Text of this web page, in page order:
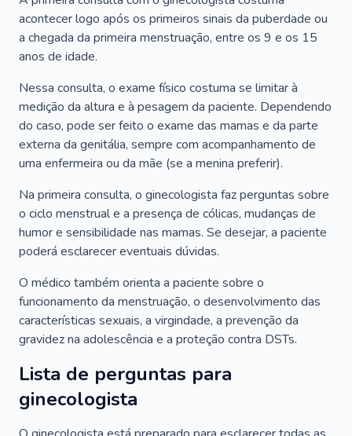
acontecer logo após os primeiros sinais da puberdade ou
a chegada da primeira menstruação, entre os 9 e os 15
anos de idade.
Nessa consulta, o exame físico costuma se limitar à
medição da altura e à pesagem da paciente. Dependendo
do caso, pode ser feito o exame das mamas e da parte
externa da genitália, sempre com acompanhamento de
uma enfermeira ou da mãe (se a menina preferir).
Na primeira consulta, o ginecologista faz perguntas sobre
o ciclo menstrual e a presença de cólicas, mudanças de
humor e sensibilidade nas mamas. Se desejar, a paciente
poderá esclarecer eventuais dúvidas.
O médico também orienta a paciente sobre o
funcionamento da menstruação, o desenvolvimento das
características sexuais, a virgindade, a prevenção da
gravidez na adolescência e a proteção contra DSTs.
Lista de perguntas para
ginecologista